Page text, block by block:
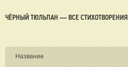
ЧЁРНЫЙ ТЮЛЬПАН — ВСЕ СТИХОТВОРЕНИЯ
Название